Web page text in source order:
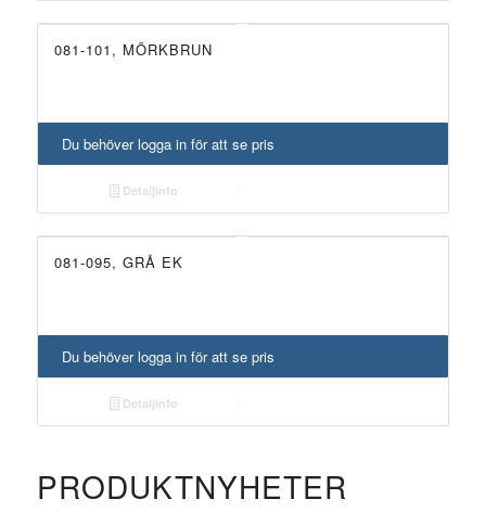
081-101, MÖRKBRUN
Du behöver logga in för att se pris
Detaljinfo
081-095, GRÅ EK
Du behöver logga in för att se pris
Detaljinfo
PRODUKTNYHETER